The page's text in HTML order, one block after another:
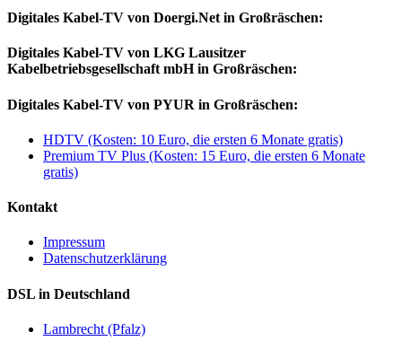
Digitales Kabel-TV von Doergi.Net in Großräschen:
Digitales Kabel-TV von LKG Lausitzer
Kabelbetriebsgesellschaft mbH in Großräschen:
Digitales Kabel-TV von PYUR in Großräschen:
HDTV (Kosten: 10 Euro, die ersten 6 Monate gratis)
Premium TV Plus (Kosten: 15 Euro, die ersten 6 Monate
gratis)
Kontakt
Impressum
Datenschutzerklärung
DSL in Deutschland
Lambrecht (Pfalz)